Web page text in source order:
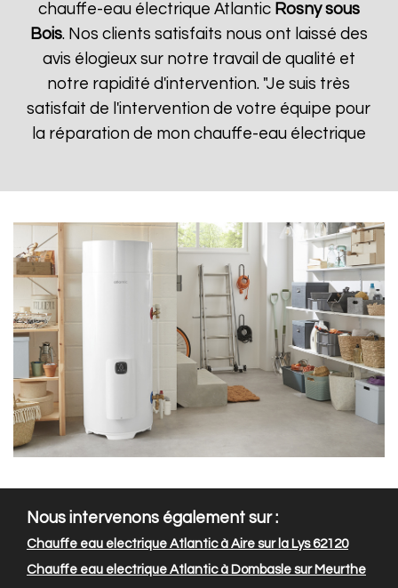
chauffe-eau électrique Atlantic Rosny sous
Bois. Nos clients satisfaits nous ont laissé des
avis élogieux sur notre travail de qualité et
notre rapidité d'intervention. "Je suis très
satisfait de l'intervention de votre équipe pour
la réparation de mon chauffe-eau électrique
Nous intervenons également sur :
Chauffe eau electrique Atlantic à Aire sur la Lys 62120
Chauffe eau electrique Atlantic à Dombasle sur Meurthe